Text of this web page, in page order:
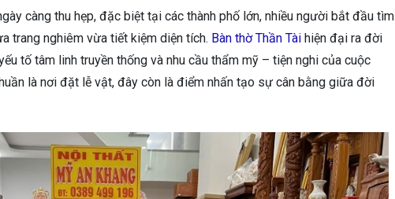
càng thu hẹp, đặc biệt tại các thành phố lớn, nhiều người bắt đầu tìm
trang nghiêm vừa tiết kiệm diện tích. Bàn thờ Thần Tài hiện đại ra đời
tố tâm linh truyền thống và nhu cầu thẩm mỹ – tiện nghi của cuộc
là nơi đặt lễ vật, đây còn là điểm nhấn tạo sự cân bằng giữa đời